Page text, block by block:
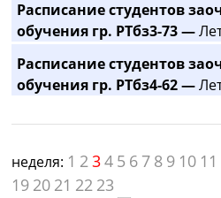
Расписание студентов
обучения гр. РТбз3-73 —
Расписание студентов
обучения гр. РТбз4-62 —
неделя: 1 234 5 6 7 8 9 10 11
19 20 21 22 23